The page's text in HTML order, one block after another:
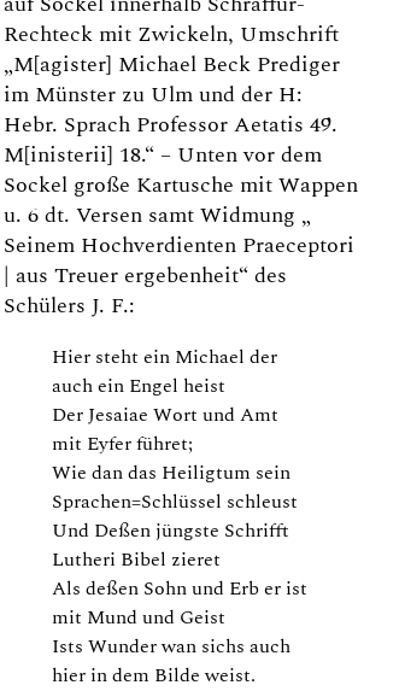
Rechteck mit Zwickeln, Umschrift
„M[agister] Michael Beck Prediger
im Münster zu Ulm und der H:
Hebr. Sprach Professor Aetatis 49.
M[inisterii] 18.“ – Unten vor dem
Sockel große Kartusche mit Wappen
u. 6 dt. Versen samt Widmung „
Seinem Hochverdienten Praeceptori
| aus Treuer ergebenheit“ des
Schülers J. F.:
Hier steht ein Michael der
auch ein Engel heist
Der Jesaiae Wort und Amt
mit Eyfer führet;
Wie dan das Heiligtum sein
Sprachen=Schlüssel schleust
Und Deßen jüngste Schrifft
Lutheri Bibel zieret
Als deßen Sohn und Erb er ist
mit Mund und Geist
Ists Wunder wan sichs auch
hier in dem Bilde weist.